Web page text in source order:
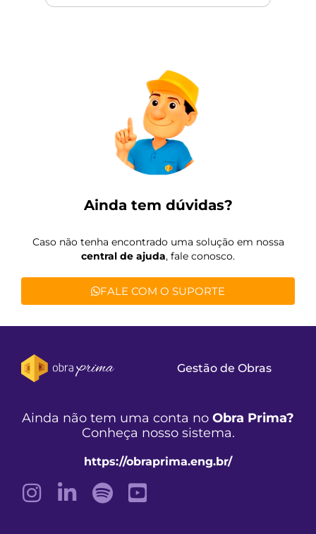
Ainda tem dúvidas?
Caso não tenha encontrado uma solução em nossa
central de ajuda, fale conosco.
FALE COM O SUPORTE
Gestão de Obras
Ainda não tem uma conta no Obra Prima?
Conheça nosso sistema.
https://obraprima.eng.br/